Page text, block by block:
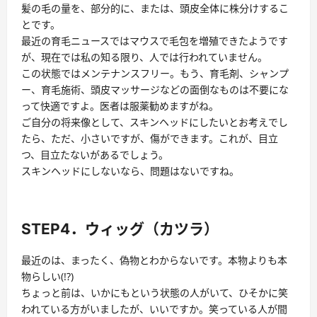
髪の毛の量を、部分的に、または、頭皮全体に株分けするこ
とです。
最近の育毛ニュースではマウスで毛包を増殖できたようです
が、現在では私の知る限り、人では行われていません。
この状態ではメンテナンスフリー。もう、育毛剤、シャンプ
ー、育毛施術、頭皮マッサージなどの面倒なものは不要にな
って快適ですよ。医者は服薬勧めますがね。
ご自分の将来像として、スキンヘッドにしたいとお考えでし
たら、ただ、小さいですが、傷ができます。これが、目立
つ、目立たないがあるでしょう。
スキンヘッドにしないなら、問題はないですね。
STEP4．ウィッグ（カツラ）
最近のは、まったく、偽物とわからないです。本物よりも本
物らしい(!?)
ちょっと前は、いかにもという状態の人がいて、ひそかに笑
われている方がいましたが、いいですか。笑っている人が間